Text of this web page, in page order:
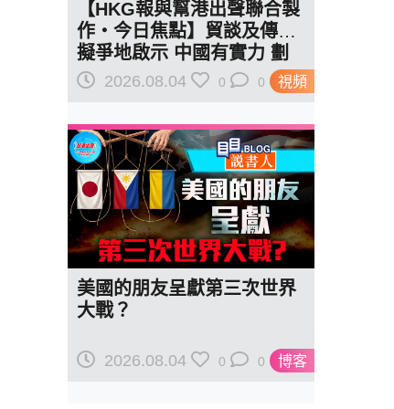
視頻
【HKG報與幫港出聲聯合製
作‧今日焦點】貿談及傳美
擬爭地啟示 中國有實力 劃
紅線訂規則
2026.08.04 0 0
博客
美國的朋友呈獻第三次世界
大戰？
2026.08.04 0 0